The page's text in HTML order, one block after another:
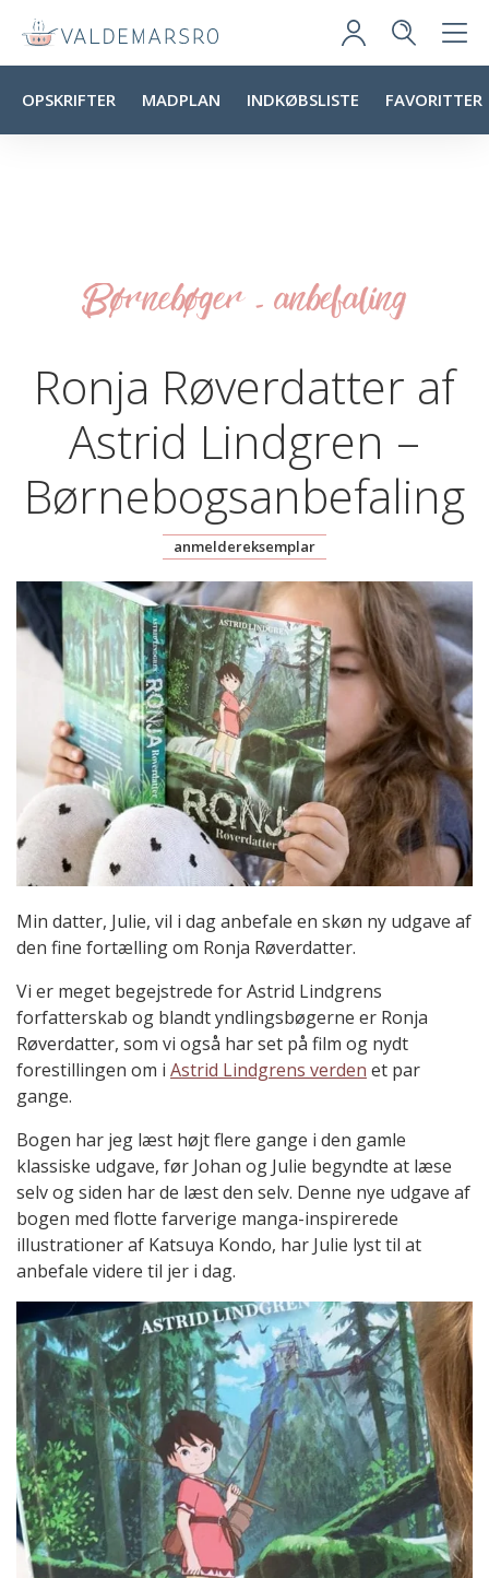
OPSKRIFTER MADPLAN INDKØBSLISTE FAVORITTER
Børnebøger - anbefaling
Ronja Røverdatter af
Astrid Lindgren –
Børnebogsanbefaling
anmeldereksemplar
Min datter, Julie, vil i dag anbefale en skøn ny udgave af
den fine fortælling om Ronja Røverdatter.
Vi er meget begejstrede for Astrid Lindgrens
forfatterskab og blandt yndlingsbøgerne er Ronja
Røverdatter, som vi også har set på film og nydt
forestillingen om i Astrid Lindgrens verden et par
gange.
Bogen har jeg læst højt flere gange i den gamle
klassiske udgave, før Johan og Julie begyndte at læse
selv og siden har de læst den selv. Denne nye udgave af
bogen med flotte farverige manga-inspirerede
illustrationer af Katsuya Kondo, har Julie lyst til at
anbefale videre til jer i dag.